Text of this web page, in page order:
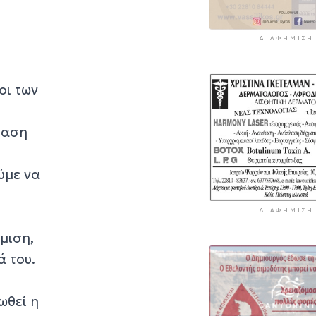
των
να
του.
η
ΔΙΑΦΉΜΙΣΗ
ΔΙΑΦΉΜΙΣΗ